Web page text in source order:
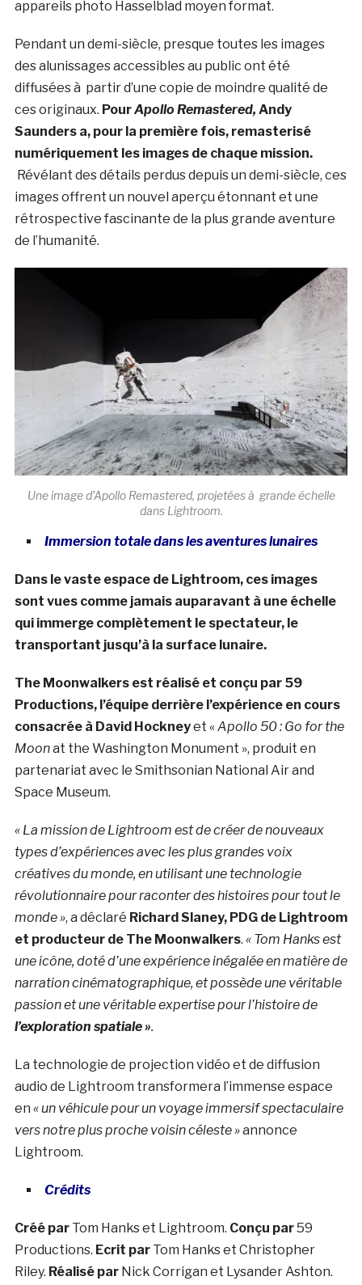
appareils photo Hasselblad moyen format.
Pendant un demi-siècle, presque toutes les images
des alunissages accessibles au public ont été
diffusées à partir d’une copie de moindre qualité de
ces originaux. PourApollo Remastered, Andy
Saunders a, pour la première fois, remasterisé
numériquement les images de chaque mission.
Révélant des détails perdus depuis un demi-siècle, ces
images offrent un nouvel aperçu étonnant et une
rétrospective fascinante de la plus grande aventure
de l’humanité.
Une image d’Apollo Remastered, projetées à grande échelle
dans Lightroom.
Immersion totale dans les aventures lunaires
Dans le vaste espace de Lightroom, ces images
sont vues comme jamais auparavant à une échelle
qui immerge complètement le spectateur, le
transportant jusqu’à la surface lunaire.
The Moonwalkers est réalisé et conçu par 59
Productions, l’équipe derrière l’expérience en cours
consacrée à David Hockneyet «Apollo 50 : Go for the
Moonat the Washington Monument », produit en
partenariat avec le Smithsonian National Air and
Space Museum.
« La mission de Lightroom est de créer de nouveaux
types d’expériences avec les plus grandes voix
créatives du monde, en utilisant une technologie
révolutionnaire pour raconter des histoires pour tout le
monde », a déclaré Richard Slaney, PDG de Lightroom
et producteur de The Moonwalkers. « Tom Hanks est
une icône, doté d’une expérience inégalée en matière de
narration cinématographique, et possède une véritable
passion et une véritable expertise pour l’histoire de
l’exploration spatiale ».
La technologie de projection vidéo et de diffusion
audio de Lightroom transformera l’immense espace
en « un véhicule pour un voyage immersif spectaculaire
vers notre plus proche voisin céleste »annonce
Lightroom.
Crédits
Créé par Tom Hanks et Lightroom. Conçu par59
Productions. Ecrit par Tom Hanks et Christopher
Riley. Réalisé par Nick Corrigan et Lysander Ashton.